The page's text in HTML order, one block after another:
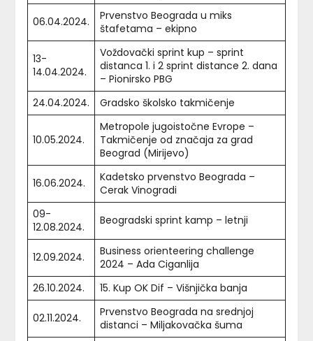
06.04.2024.
Prvenstvo Beograda u miks
štafetama – ekipno
13-
14.04.2024.
Voždovački sprint kup – sprint
distanca 1. i 2 sprint distance 2. dana
– Pionirsko PBG
24.04.2024.
Gradsko školsko takmičenje
10.05.2024.
Metropole jugoistočne Evrope –
Takmičenje od značaja za grad
Beograd (Mirijevo)
16.06.2024.
Kadetsko prvenstvo Beograda –
Cerak Vinogradi
09-
12.08.2024.
Beogradski sprint kamp – letnji
12.09.2024.
Business orienteering challenge
2024 – Ada Ciganlija
26.10.2024.
15. Kup OK Dif – Višnjička banja
02.11.2024.
Prvenstvo Beograda na srednjoj
distanci – Miljakovačka šuma